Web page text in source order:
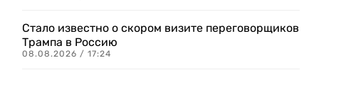
Стало известно о скором визите переговорщиков
Трампа в Россию
08.08.2026 / 17:24